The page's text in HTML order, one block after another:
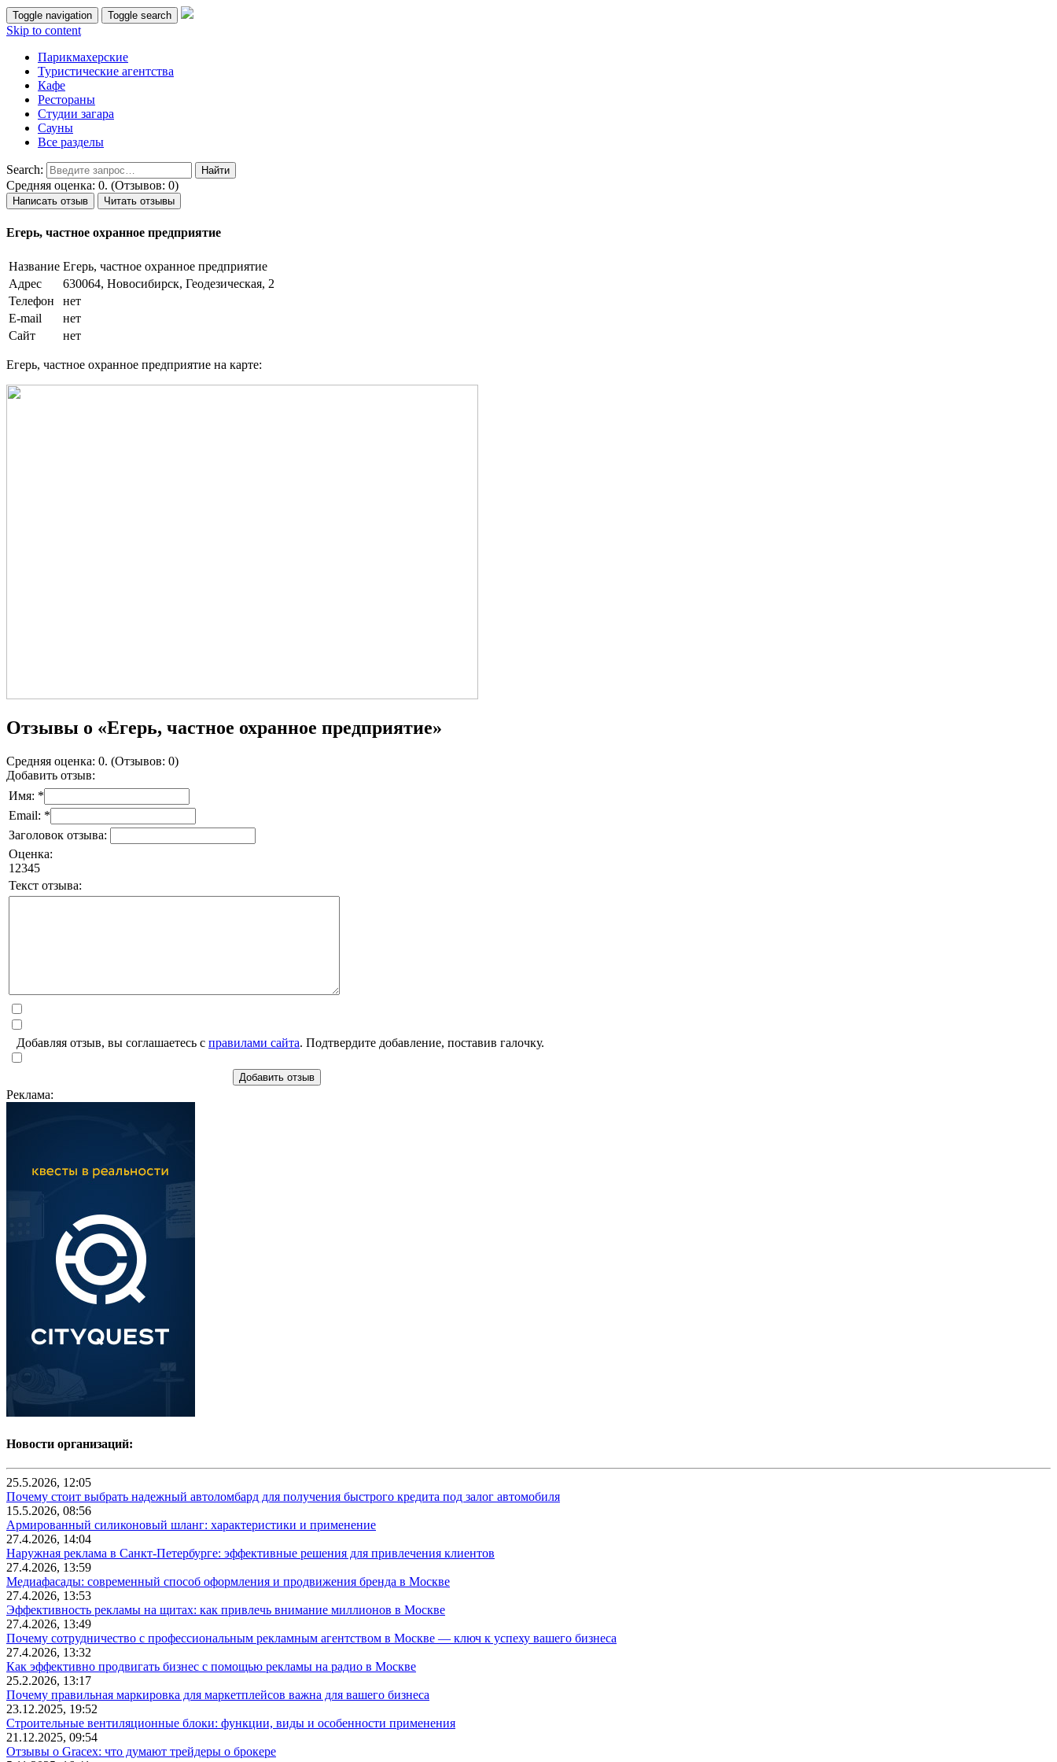
Toggle navigation Toggle search
Skip to content
Парикмахерские
Туристические агентства
Кафе
Рестораны
Студии загара
Сауны
Все разделы
Search:
Средняя оценка: 0. (Отзывов: 0)
Написать отзыв Читать отзывы
Егерь, частное охранное предприятие
Название Егерь, частное охранное предприятие
Адрес
630064, Новосибирск, Геодезическая, 2
Телефон
нет
E-mail
нет
Сайт
нет
Егерь, частное охранное предприятие на карте:
Отзывы о «Егерь, частное охранное предприятие»
Средняя оценка: 0. (Отзывов: 0)
Добавить отзыв:
Имя: *
Email: *
Заголовок отзыва:
Оценка:
1 2345
Текст отзыва:
Добавляя отзыв, вы соглашаетесь с правилами сайта. Подтвердите добавление, поставив галочку.
Добавить отзыв
Реклама:
Новости организаций:
25.5.2026, 12:05
Почему стоит выбрать надежный автоломбард для получения быстрого кредита под залог автомобиля
15.5.2026, 08:56
Армированный силиконовый шланг: характеристики и применение
27.4.2026, 14:04
Наружная реклама в Санкт-Петербурге: эффективные решения для привлечения клиентов
27.4.2026, 13:59
Медиафасады: современный способ оформления и продвижения бренда в Москве
27.4.2026, 13:53
Эффективность рекламы на щитах: как привлечь внимание миллионов в Москве
27.4.2026, 13:49
Почему сотрудничество с профессиональным рекламным агентством в Москве — ключ к успеху вашего бизнеса
27.4.2026, 13:32
Как эффективно продвигать бизнес с помощью рекламы на радио в Москве
25.2.2026, 13:17
Почему правильная маркировка для маркетплейсов важна для вашего бизнеса
23.12.2025, 19:52
Строительные вентиляционные блоки: функции, виды и особенности применения
21.12.2025, 09:54
Отзывы о Gracex: что думают трейдеры о брокере